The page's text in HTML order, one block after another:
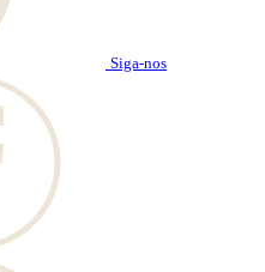
Siga-nos